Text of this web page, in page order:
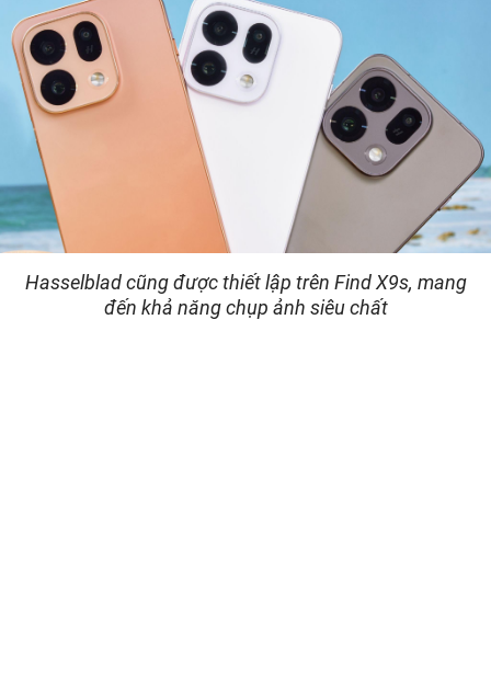
Hasselblad cũng được thiết lập trên Find X9s, mang
đến khả năng chụp ảnh siêu chất